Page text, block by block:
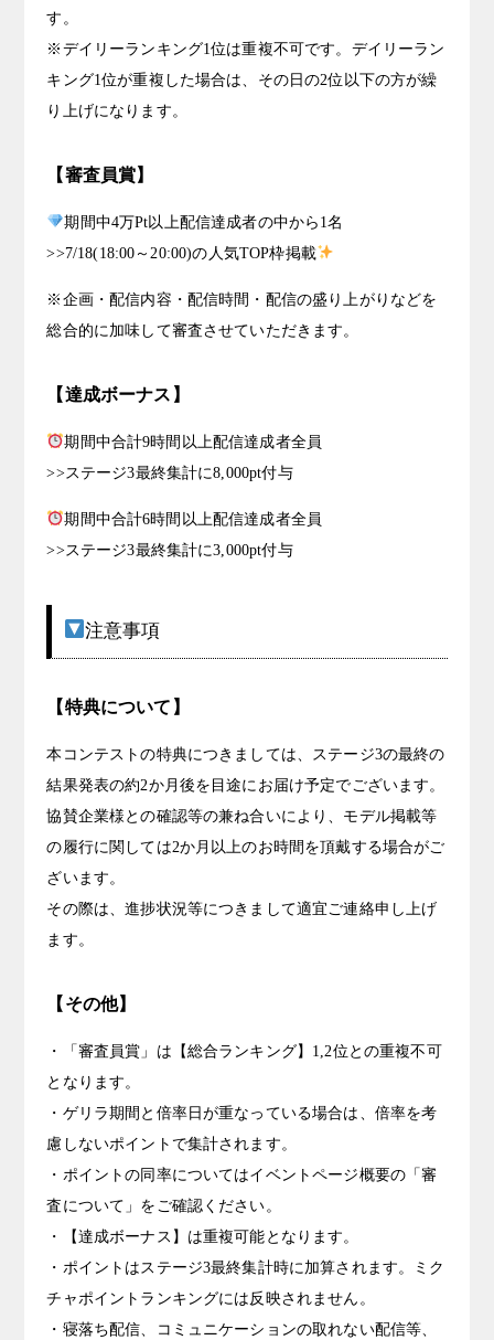
す。
※デイリーランキング1位は重複不可です。デイリーラン
キング1位が重複した場合は、その日の2位以下の方が繰
り上げになります。
【審査員賞】
期間中4万Pt以上配信達成者の中から1名
>>7/18(18:00～20:00)の人気TOP枠掲載
※企画・配信内容・配信時間・配信の盛り上がりなどを
総合的に加味して審査させていただきます。
【達成ボーナス】
期間中合計9時間以上配信達成者全員
>>ステージ3最終集計に8,000pt付与
期間中合計6時間以上配信達成者全員
>>ステージ3最終集計に3,000pt付与
注意事項
【特典について】
本コンテストの特典につきましては、ステージ3の最終の
結果発表の約2か月後を目途にお届け予定でございます。
協賛企業様との確認等の兼ね合いにより、モデル掲載等
の履行に関しては2か月以上のお時間を頂戴する場合がご
ざいます。
その際は、進捗状況等につきまして適宜ご連絡申し上げ
ます。
【その他】
・「審査員賞」は【総合ランキング】1,2位との重複不可
となります。
・ゲリラ期間と倍率日が重なっている場合は、倍率を考
慮しないポイントで集計されます。
・ポイントの同率についてはイベントページ概要の「審
査について」をご確認ください。
・【達成ボーナス】は重複可能となります。
・ポイントはステージ3最終集計時に加算されます。ミク
チャポイントランキングには反映されません。
・寝落ち配信、コミュニケーションの取れない配信等、